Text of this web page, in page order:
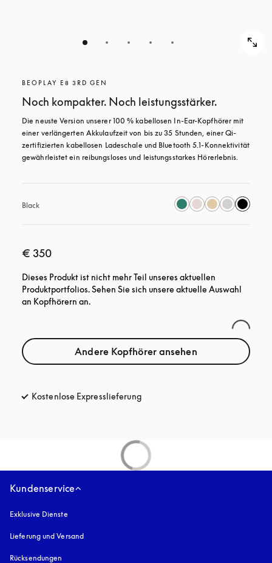
BEOPLAY E8 3RD GEN
Noch kompakter. Noch leistungsstärker.
Die neuste Version unserer 100 % kabellosen In-Ear-Kopfhörer mit
einer verlängerten Akkulaufzeit von bis zu 35 Stunden, einer Qi-
zertifizierten kabellosen Ladeschale und Bluetooth 5.1-Konnektivität
gewährleistet ein reibungsloses und leistungsstarkes Hörerlebnis.
Black
€ 350
Dieses Produkt ist nicht mehr Teil unseres aktuellen
Produktportfolios. Sehen Sie sich unsere aktuelle Auswahl
an Kopfhörern an.
Andere Kopfhörer ansehen
Kostenlose Expresslieferungöffnet sich in einem neuen Tab
Kundenservice
Exklusive Dienste
Lieferung und Versand
Rücksendungen